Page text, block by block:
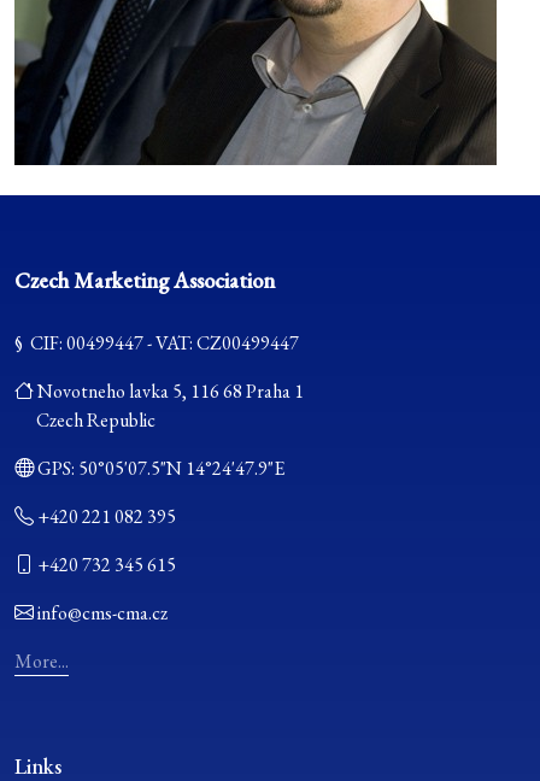
Czech Marketing Association
§ CIF: 00499447 - VAT: CZ00499447
Novotneho lavka 5, 116 68 Praha 1
Czech Republic
GPS: 50°05'07.5"N 14°24'47.9"E
+420 221 082 395
+420 732 345 615
info@cms-cma.cz
More...
Links